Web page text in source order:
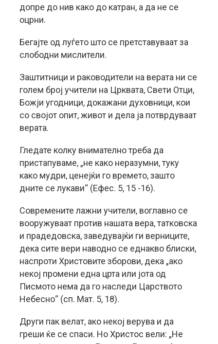
допре до нив како до катран, а да не се
оцрни.
Бегајте од луѓето што се претставуваат за
слободни мислители.
Заштитници и раководители на верата ни се
голем број учители на Црквата, Свети Отци,
Божји угодници, докажани духовници, кои
со својот опит, живот и дела ја потврдуваат
верата.
Гледате колку внимателно треба да
пристапуваме, „не како неразумни, туку
како мудри, ценејќи го времето, зашто
дните се лукави“ (Ефес. 5, 15 -16).
Современите лажни учители, воглавно се
вооружуваат против нашата вера, татковска
и прадедовска, заведувајќи ги верниците,
дека сите вери наводно се еднакво блиски,
наспроти Христовите зборови, дека „ако
некој промени една црта или јота од
Писмото нема да го наследи Царството
Небесно“ (сп. Мат. 5, 18).
Други пак велат, ако некој верува и да
греши ќе се спаси. Но Христос вели: „Не